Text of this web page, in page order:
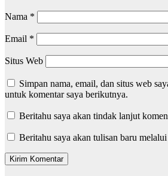
Nama *
Email *
Situs Web
Simpan nama, email, dan situs web
untuk komentar saya berikutnya.
Beritahu saya akan tindak lanjut
Beritahu saya akan tulisan baru